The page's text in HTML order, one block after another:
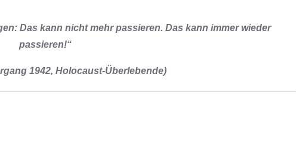
Das kann nicht mehr passieren. Das kann immer wieder
passieren!“
1942, Holocaust-Überlebende)